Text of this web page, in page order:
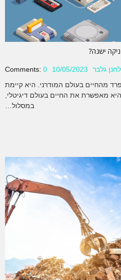
ישנה?
גלבר 10/05/2023
Comments: 0
מהחיים בעולם המודרני. היא קיימת
מאפשרת את החיים בעולם דיגיטלי,
במסלול…